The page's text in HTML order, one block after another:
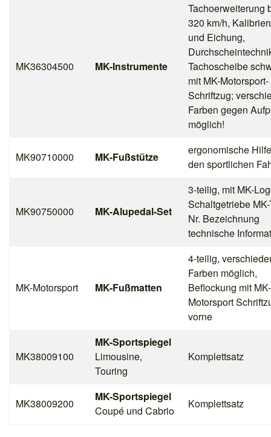
MK36304500 MK-Instrumente
Tachoerweiterung
320 km/h,
und Eichung,
Tachoscheibe
mit MK-Motorsport-
Schriftzug;
Farben gegen
möglich!
MK90710000 MK-Fußstütze
ergonomische
den sportlichen
MK90750000 MK-Alupedal-Set
3-teilig, mit MK-
Schaltgetriebe
Nr. Bezeichnung
technische
MK-Motorsport MK-Fußmatten
4-teilig,
Farben möglich,
Beflockung mit MK-
Motorsport
vorne
MK38009100
MK-Sportspiegel
Limousine,
Touring
Komplettsatz
MK38009200
MK-Sportspiegel
Coupé und Cabrio
Komplettsatz